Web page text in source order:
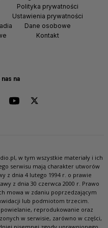
na
Polityka prywatności
Ustawienia prywatności
Dane osobowe
Kontakt
w tym wszystkie materiały i ich
serwisu mają charakter utworów
z dnia 4 lutego 1994 r. o prawie
z dnia 30 czerwca 2000 r. Prawo
mowa w zdaniu poprzedzającym
lub podmiotom trzecim.
reprodukowanie oraz
w serwisie, zarówno w części,